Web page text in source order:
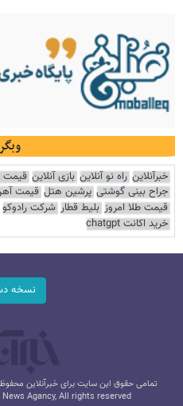
خبرآنلاین راه نو آنلاین بازی آنلاین قیمت
جراح بینی گوشتی پرشین هتل قیمت آهن
قیمت طلا امروز بلیط قطار شرکت رادوکو
خرید اکانت chatgpt
نسخه
تمامی حقوق این سایت برای خبرآنلاین
Agancy, All rights reserved